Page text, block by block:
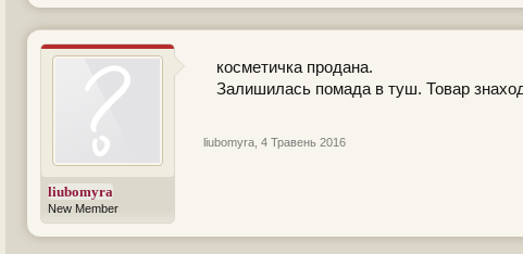
liubomyra
New Member
косметичка продана.
Залишилась помада в туш. Товар
liubomyra 4 Травень 2016